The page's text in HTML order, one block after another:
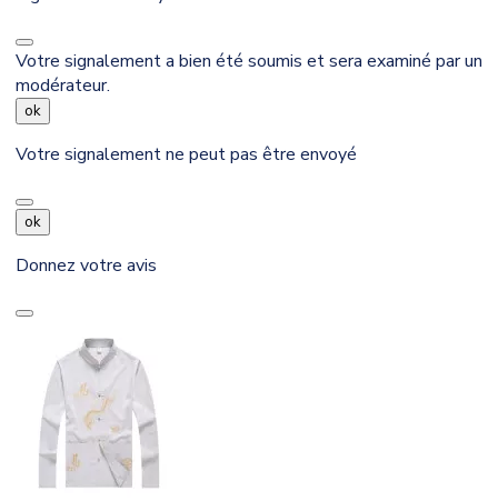
Votre signalement a bien été soumis et sera examiné par un
modérateur.
ok
Votre signalement ne peut pas être envoyé
ok
Donnez votre avis